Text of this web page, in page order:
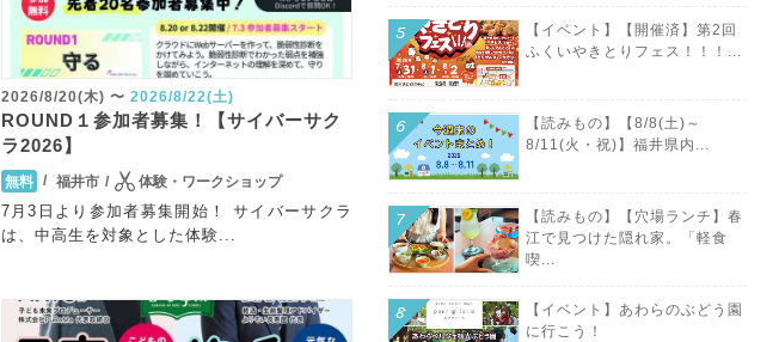
2026/8/20(木) 〜 2026/8/22(土)
ROUND１参加者募集！【サイバーサク
ラ2026】
無料 福井市 体験・ワークショップ
7月3日より参加者募集開始！ サイバーサクラ
は、中高生を対象とした体験...
【イベント】【開催済】第2回
ふくいやきとりフェス！！！...
【読みもの】【8/8(土)～
8/11(火・祝)】福井県内...
【読みもの】【穴場ランチ】春
江で見つけた隠れ家。「軽食
喫...
【イベント】あわらのぶどう園
に行こう！